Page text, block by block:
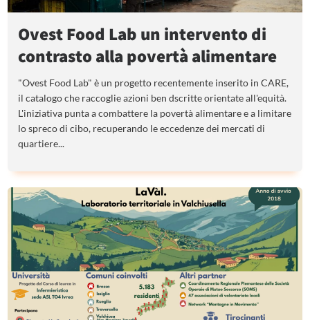
Ovest Food Lab un intervento di
contrasto alla povertà alimentare
"Ovest Food Lab" è un progetto recentemente inserito in CARE,
il catalogo che raccoglie azioni ben dscritte orientate all'equità.
L'iniziativa punta a combattere la povertà alimentare e a limitare
lo spreco di cibo, recuperando le eccedenze dei mercati di
quartiere...